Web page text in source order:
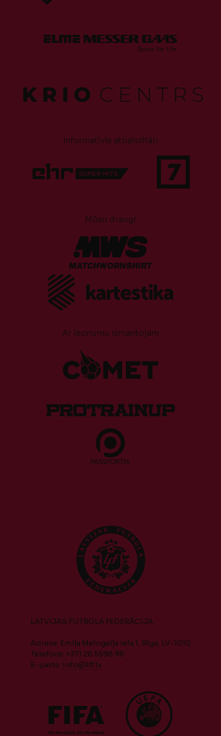
Informatīvie atbalstītāji
Mūsu draugi
Ar lepnumu izmantojam
LATVIJAS FUTBOLA FEDERĀCIJA
Adrese: Emiļa Melngaiļa iela 1, Rīga, LV-1010
Telefons: +371 28 5598 98
E-pasts: info@lff.lv